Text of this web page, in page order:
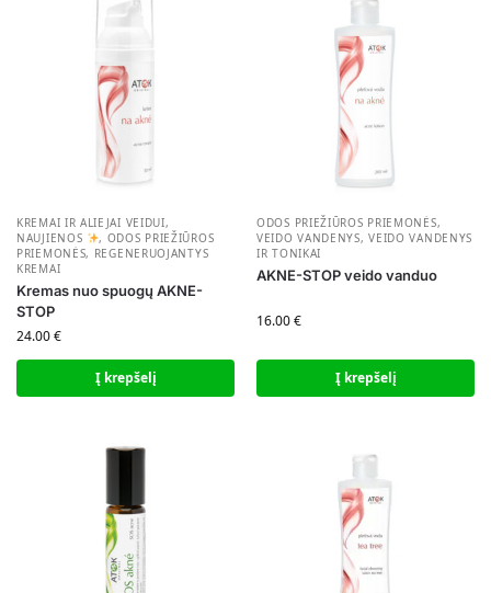
KREMAI IR ALIEJAI VEIDUI,
NAUJIENOS
, ODOS PRIEŽIŪROS
PRIEMONĖS, REGENERUOJANTYS
KREMAI
Kremas nuo spuogų AKNE-
STOP
24.00€
Į krepšelį
ODOS PRIEŽIŪROS PRIEMONĖS,
VEIDO VANDENYS,VEIDO VANDENYS
IR TONIKAI
AKNE-STOP veido vanduo
16.00€
Į krepšelį